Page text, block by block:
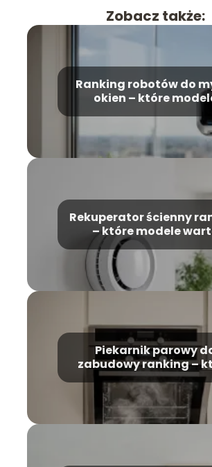
Zobacz także:
Ranking robotów do
okien – które
Rekuperator ścienny
– które modele
wybrać?
Piekarnik parowy
zabudowy ranking –
model wybrać?